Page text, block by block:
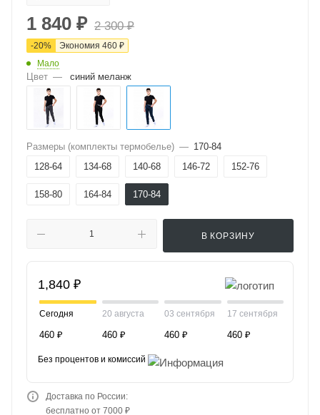
1 840 ₽ 2 300₽
-20% Экономия 460 ₽
Мало
Цвет — синий меланж
Размеры (комплекты термобелье) — 170-84
128-64
134-68 140-68 146-72 152-76
158-80 164-84 170-84
В КОРЗИНУ
1,840 ₽
Сегодня
460 ₽
20 августа
460 ₽
03 сентября
460 ₽
17 сентября
460 ₽
Без процентов и комиссий
Доставка по России:
бесплатно от 7000 ₽